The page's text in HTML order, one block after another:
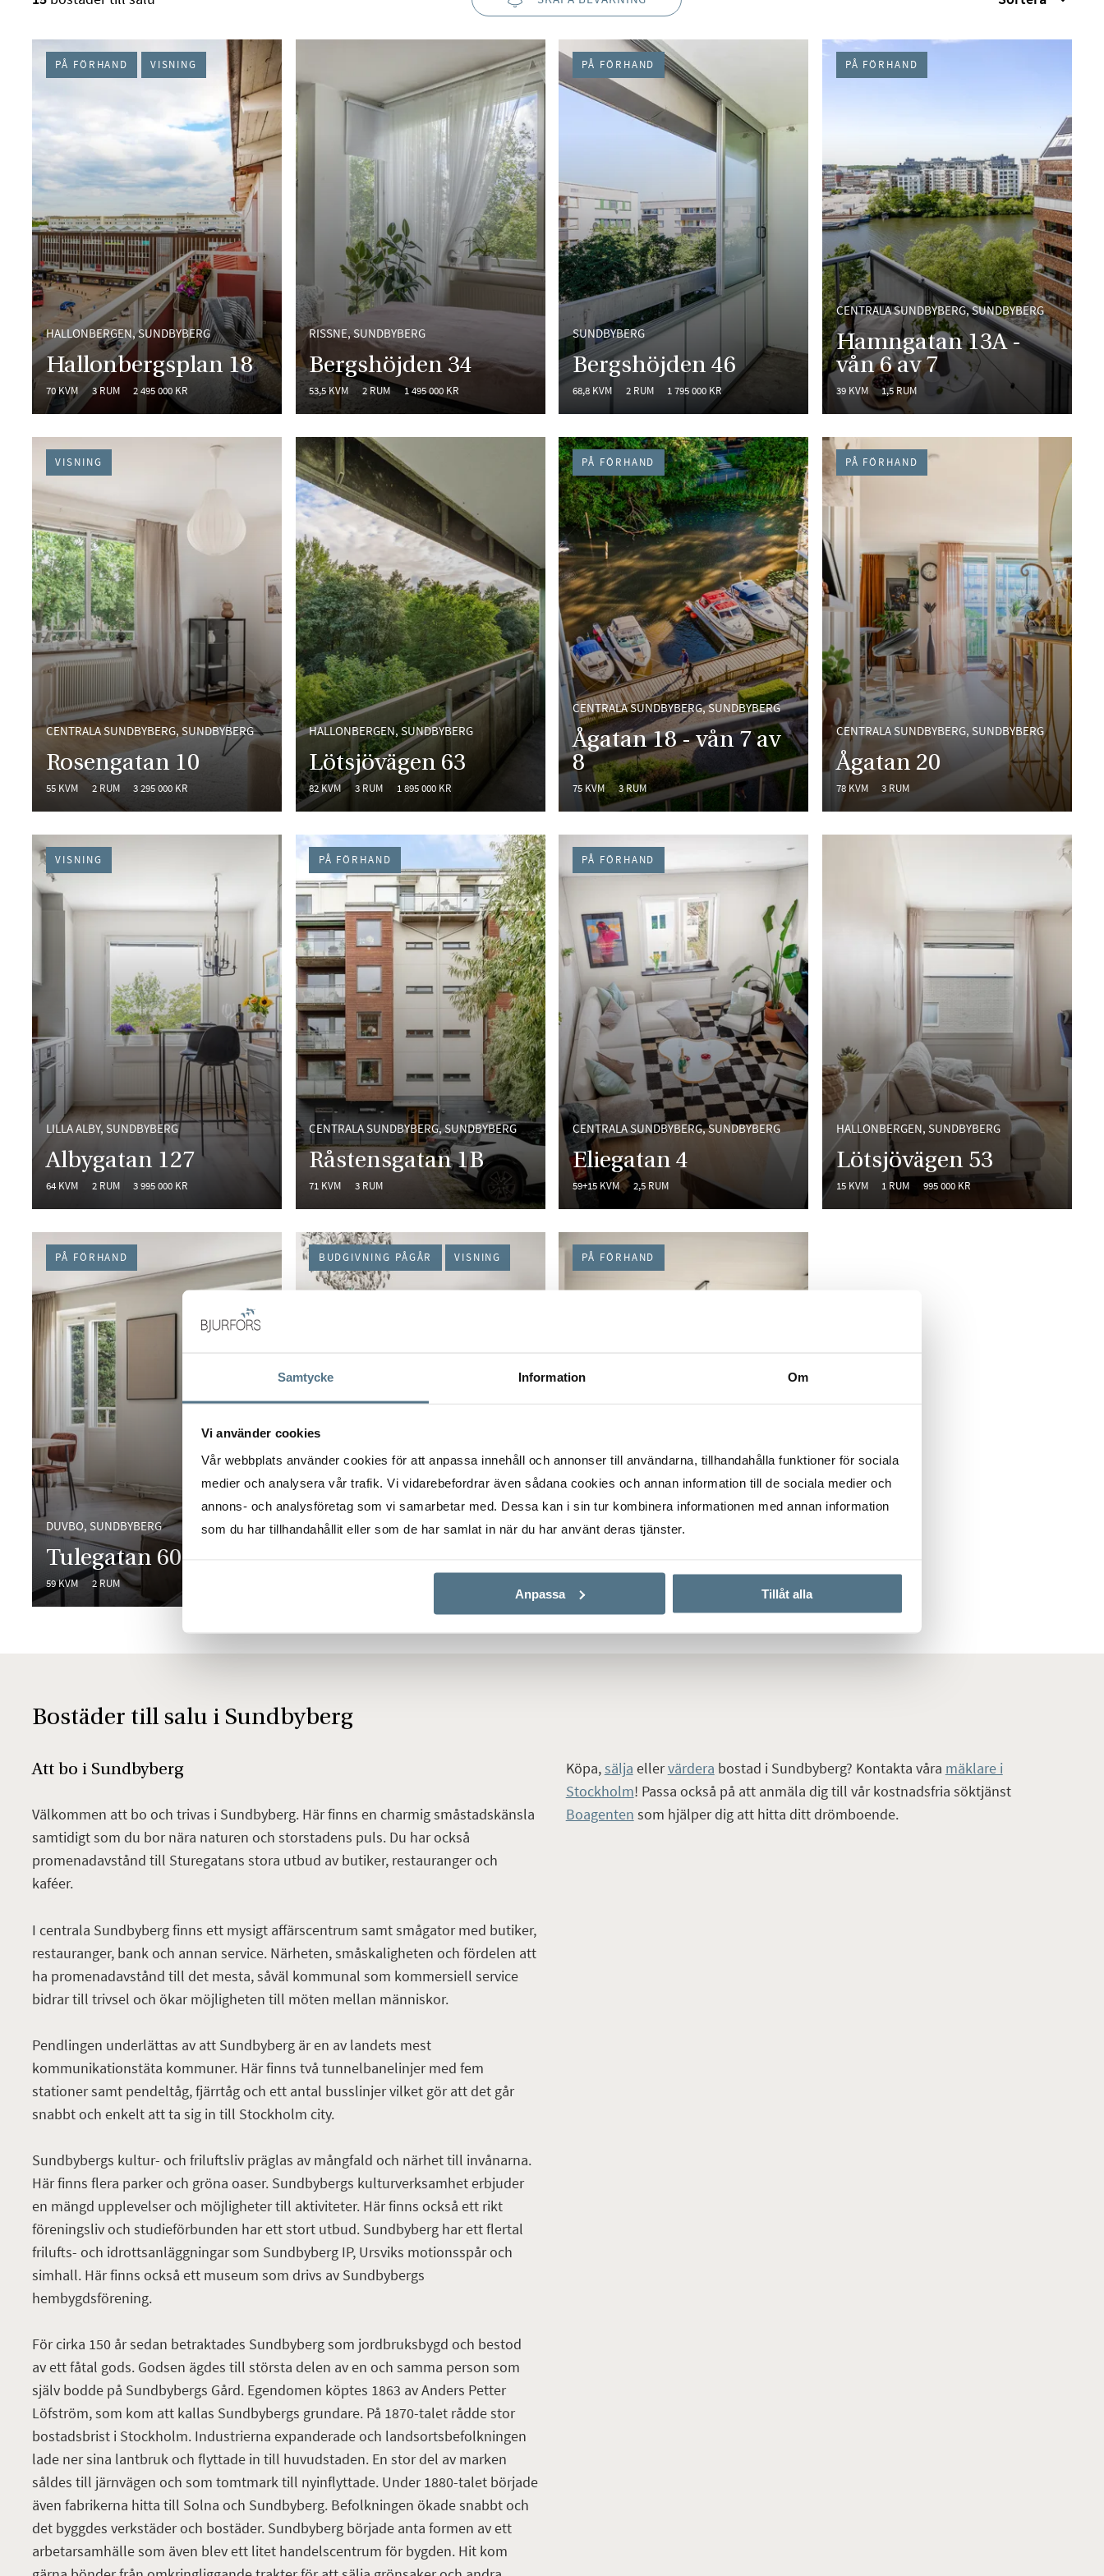
Samtycke Information Om
Vi använder cookies
Vår webbplats använder cookies för att anpassa innehåll och annonser till användarna, tillhandahålla funktioner för sociala
medier och analysera vår trafik. Vi vidarebefordrar även sådana cookies och annan information till de sociala medier och
annons- och analysföretag som vi samarbetar med. Dessa kan i sin tur kombinera informationen med annan information
som du har tillhandahållit eller som de har samlat in när du har använt deras tjänster.
Anpassa Tillåt alla
HALLONBERGEN, SUNDBYBERG
Hallonbergsplan 18
70 KVM 3 RUM 2 495 000 KR
PÅ FÖRHAND VISNING
RISSNE, SUNDBYBERG
Bergshöjden 34
53,5 KVM 2 RUM 1 495 000 KR
SUNDBYBERG
Bergshöjden 46
68,8 KVM 2 RUM 1 795 000 KR
PÅ FÖRHAND
CENTRALA SUNDBYBERG, SUNDBYBERG
Hamngatan 13A -
vån 6 av 7
39 KVM 1,5 RUM
PÅ FÖRHAND
CENTRALA SUNDBYBERG, SUNDBYBERG
Rosengatan 10
55 KVM 2 RUM 3 295 000 KR
VISNING
HALLONBERGEN, SUNDBYBERG
Lötsjövägen 63
82 KVM 3 RUM 1 895 000 KR
CENTRALA SUNDBYBERG, SUNDBYBERG
Ågatan 18 - vån 7 av
8
75 KVM 3 RUM
PÅ FÖRHAND
CENTRALA SUNDBYBERG, SUNDBYBERG
Ågatan 20
78 KVM 3 RUM
PÅ FÖRHAND
LILLA ALBY, SUNDBYBERG
Albygatan 127
64 KVM 2 RUM 3 995 000 KR
VISNING
CENTRALA SUNDBYBERG, SUNDBYBERG
Råstensgatan 1B
71 KVM 3 RUM
PÅ FÖRHAND
CENTRALA SUNDBYBERG, SUNDBYBERG
Eliegatan 4
59+15 KVM 2,5 RUM
PÅ FÖRHAND
HALLONBERGEN, SUNDBYBERG
Lötsjövägen 53
15 KVM 1 RUM 995 000 KR
DUVBO, SUNDBYBERG
Tulegatan 60
59 KVM 2 RUM
PÅ FÖRHAND
CENTRALA SUNDBYBERG, SUNDBYBERG
BUDGIVNING PÅGÅR VISNING
CENTRALA SUNDBYBERG, SUNDBYBERG
PÅ FÖRHAND
Bostäder till salu i Sundbyberg
Att bo i Sundbyberg
Välkommen att bo och trivas i Sundbyberg. Här finns en charmig småstadskänsla
samtidigt som du bor nära naturen och storstadens puls. Du har också
promenadavstånd till Sturegatans stora utbud av butiker, restauranger och
kaféer.
I centrala Sundbyberg finns ett mysigt affärscentrum samt smågator med butiker,
restauranger, bank och annan service. Närheten, småskaligheten och fördelen att
ha promenadavstånd till det mesta, såväl kommunal som kommersiell service
bidrar till trivsel och ökar möjligheten till möten mellan människor.
Pendlingen underlättas av att Sundbyberg är en av landets mest
kommunikationstäta kommuner. Här finns två tunnelbanelinjer med fem
stationer samt pendeltåg, fjärrtåg och ett antal busslinjer vilket gör att det går
snabbt och enkelt att ta sig in till Stockholm city.
Sundbybergs kultur- och friluftsliv präglas av mångfald och närhet till invånarna.
Här finns flera parker och gröna oaser. Sundbybergs kulturverksamhet erbjuder
en mängd upplevelser och möjligheter till aktiviteter. Här finns också ett rikt
föreningsliv och studieförbunden har ett stort utbud. Sundbyberg har ett flertal
frilufts- och idrottsanläggningar som Sundbyberg IP, Ursviks motionsspår och
simhall. Här finns också ett museum som drivs av Sundbybergs
hembygdsförening.
För cirka 150 år sedan betraktades Sundbyberg som jordbruksbygd och bestod
av ett fåtal gods. Godsen ägdes till största delen av en och samma person som
själv bodde på Sundbybergs Gård. Egendomen köptes 1863 av Anders Petter
Löfström, som kom att kallas Sundbybergs grundare. På 1870-talet rådde stor
bostadsbrist i Stockholm. Industrierna expanderade och landsortsbefolkningen
lade ner sina lantbruk och flyttade in till huvudstaden. En stor del av marken
såldes till järnvägen och som tomtmark till nyinflyttade. Under 1880-talet började
även fabrikerna hitta till Solna och Sundbyberg. Befolkningen ökade snabbt och
det byggdes verkstäder och bostäder. Sundbyberg började anta formen av ett
arbetarsamhälle som även blev ett litet handelscentrum för bygden. Hit kom
Köpa,sälja ellervärdera bostad i Sundbyberg? Kontakta våra mäklare i
Stockholm! Passa också på att anmäla dig till vår kostnadsfria söktjänst
Boagenten som hjälper dig att hitta ditt drömboende.